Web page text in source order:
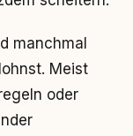
manchmal
Meist
oder